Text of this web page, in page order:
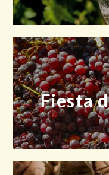
Fiesta